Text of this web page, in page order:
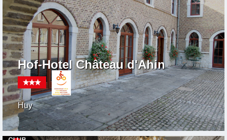
Hof-Hotel Château d'Ahin
Huy